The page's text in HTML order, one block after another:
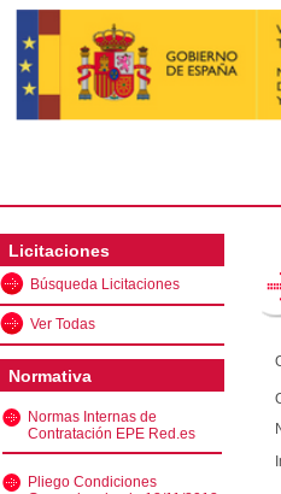
Licitaciones
Búsqueda Licitaciones
Ver Todas
Normativa
Normas Internas de
Contratación EPE Red.es
Pliego Condiciones